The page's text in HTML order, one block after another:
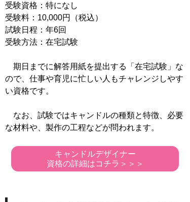
受験資格：特になし
受験料：10,000円（税込）
試験日程：年6回
受験方法：在宅試験
期日までに解答用紙を提出する「在宅試験」な
ので、仕事や育児に忙しい人もチャレンジしやす
い資格です。
なお、試験ではキャンドルの種類と特徴、必要
な材料や、製作の工程などが問われます。
キャンドルデザイナー
資格の詳細はコチラ＞＞＞